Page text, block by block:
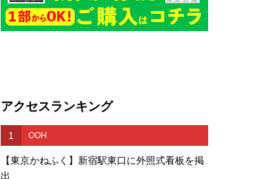
アクセスランキング
1 OOH
【東京かねふく】新宿駅東口に外照式看板を掲
出